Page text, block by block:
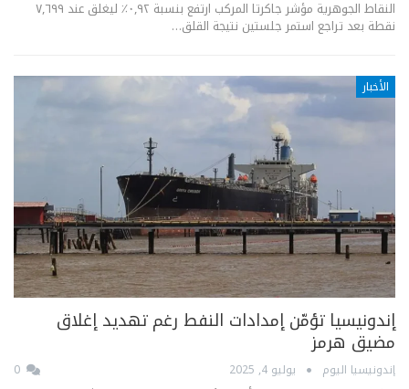
النقاط الجوهرية مؤشر جاكرتا المركب ارتفع بنسبة ٠,٩٢٪ ليغلق عند ٧,٦٩٩
نقطة بعد تراجع استمر جلستين نتيجة القلق…
الأخبار
إندونيسيا تؤمّن إمدادات النفط رغم تهديد إغلاق
مضيق هرمز
إندونيسيا اليوم يوليو 4, 2025